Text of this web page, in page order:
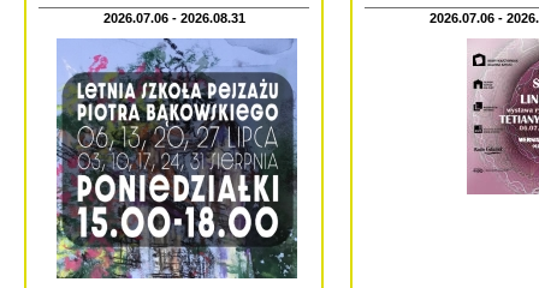
2026.07.06 - 2026.08.31 2026.07.06 -